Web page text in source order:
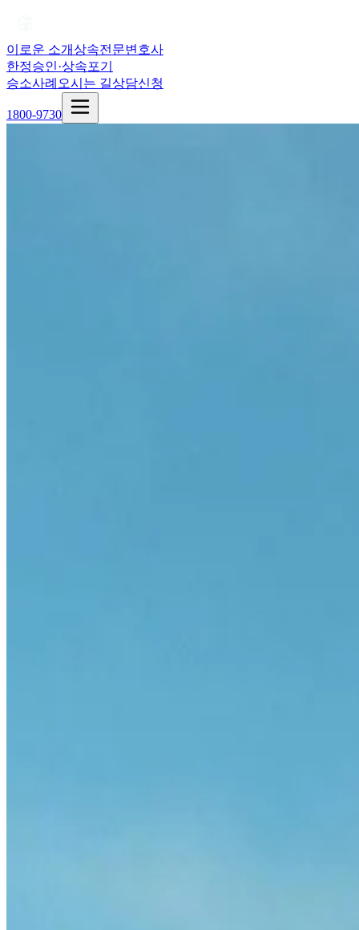
이로운 소개상속전문변호사
한정승인·상속포기
승소사례 오시는 길상담신청
1800-9730